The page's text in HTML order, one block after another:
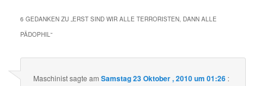
6 GEDANKEN ZU „ERST SIND WIR ALLE TERRORISTEN, DANN ALLE
PÄDOPHIL“
Maschinistsagte amSamstag 23 Oktober , 2010 um 01:26 :